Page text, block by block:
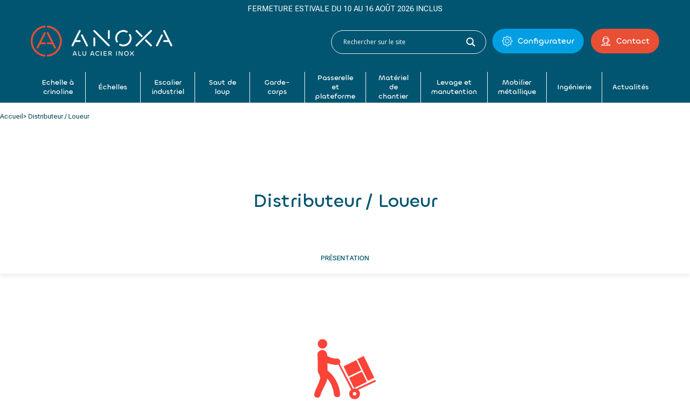
FERMETURE ESTIVALE DU 10 AU 16 AOÛT 2026 INCLUS
Configurateur Contact
Echelle à
crinoline
Échelles
Escalier
industriel
Saut de
loup
Garde-
corps
Passerelle
et
plateforme
Matériel
de
chantier
Levage et
manutention
Mobilier
métallique
Ingénierie Actualités
Accueil > Distributeur / Loueur
Distributeur / Loueur
PRÉSENTATION